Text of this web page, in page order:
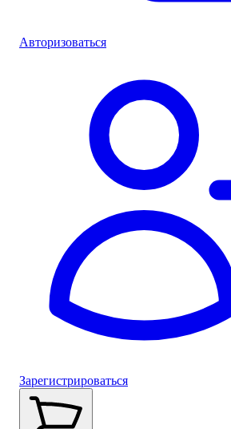
Авторизоваться
Зарегистрироваться